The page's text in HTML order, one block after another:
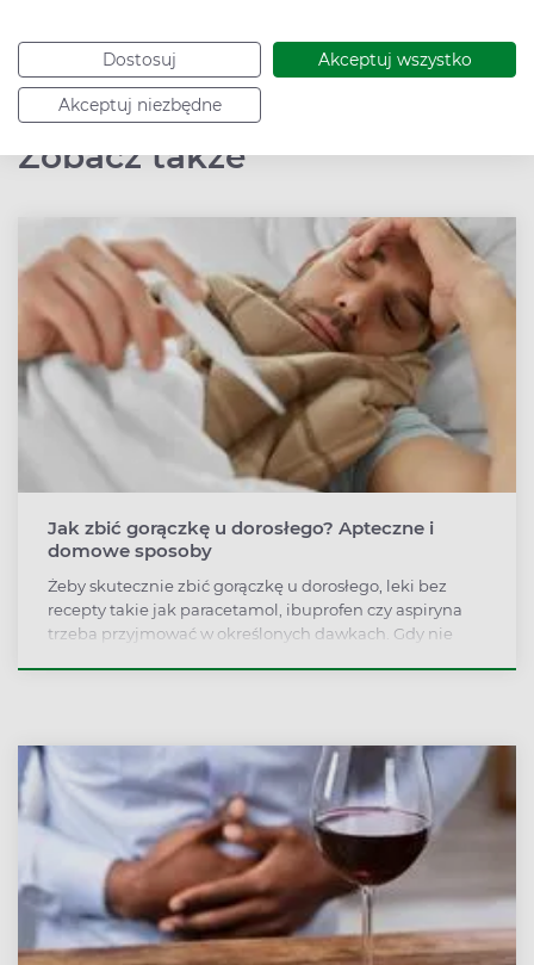
Dostosuj Akceptuj wszystko
Akceptuj niezbędne
i trenuje siłowo.
Zobacz także
Jak zbić gorączkę u dorosłego? Apteczne i
domowe sposoby
Żeby skutecznie zbić gorączkę u dorosłego, leki bez
recepty takie jak paracetamol, ibuprofen czy aspiryna
trzeba przyjmować w określonych dawkach. Gdy nie